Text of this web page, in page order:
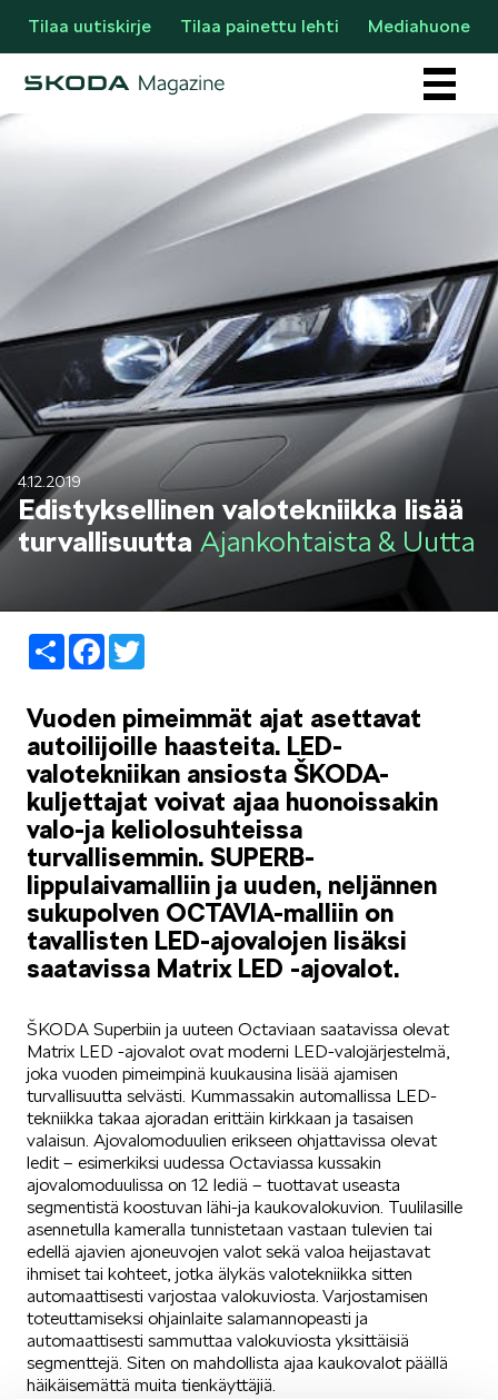
Tilaa uutiskirje Tilaa painettu lehti Mediahuone
Osastot
AJANKOHTAISTA & UUTTA
LIFESTYLE
SIMPLY CLEVER
SÄHKÖAUTOILU
KOEAJOSSA
KAASUAUTOT
4.12.2019
Edistyksellinen valotekniikka lisää
turvallisuutta Ajankohtaista & Uutta
ShareFacebook
Vuoden pimeimmät ajat asettavat
autoilijoille haasteita. LED-
valotekniikan ansiosta ŠKODA-
kuljettajat voivat ajaa huonoissakin
valo-ja keliolosuhteissa
turvallisemmin. SUPERB-
lippulaivamalliin ja uuden, neljännen
sukupolven OCTAVIA-malliin on
tavallisten LED-ajovalojen lisäksi
saatavissa Matrix LED -ajovalot.
ŠKODA Superbiin ja uuteen Octaviaan saatavissa olevat
Matrix LED -ajovalot ovat moderni LED-valojärjestelmä,
joka vuoden pimeimpinä kuukausina lisää ajamisen
turvallisuutta selvästi. Kummassakin automallissa LED-
tekniikka takaa ajoradan erittäin kirkkaan ja tasaisen
valaisun. Ajovalomoduulien erikseen ohjattavissa olevat
ledit – esimerkiksi uudessa Octaviassa kussakin
ajovalomoduulissa on 12 lediä – tuottavat useasta
segmentistä koostuvan lähi-ja kaukovalokuvion. Tuulilasille
asennetulla kameralla tunnistetaan vastaan tulevien tai
edellä ajavien ajoneuvojen valot sekä valoa heijastavat
ihmiset tai kohteet, jotka älykäs valotekniikka sitten
automaattisesti varjostaa valokuviosta. Varjostamisen
toteuttamiseksi ohjainlaite salamannopeasti ja
automaattisesti sammuttaa valokuviosta yksittäisiä
segmenttejä. Siten on mahdollista ajaa kaukovalot päällä
häikäisemättä muita tienkäyttäjiä.